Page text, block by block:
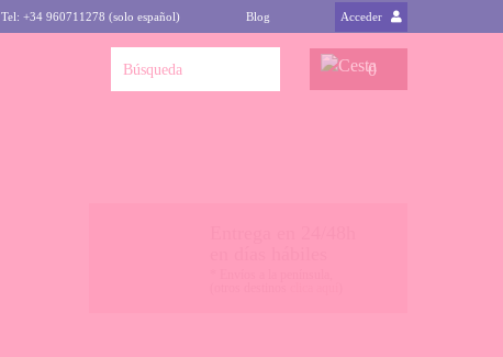
Tel: +34 960711278 (solo español) Blog Acceder
0